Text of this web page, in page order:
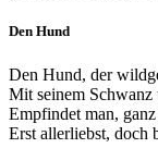
Den Hund
Den Hund, der
Mit seinem
Empfindet man,
Erst allerliebst, doch